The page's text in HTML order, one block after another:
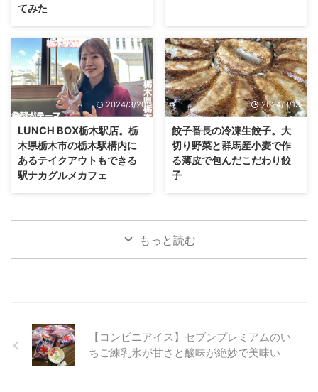
てみた
2024/3/20
LUNCH BOX栃木駅店。栃
木県栃木市の栃木駅構内に
あるテイクアウトもできる
駅ナカグルメカフェ
2024/3/13
餃子番長の冷凍生餃子。大
切り野菜と群馬産小麦で作
る薄皮で包んだこだわり餃
子
もっと読む
【コンビニアイス】セブンプレミアムのい
ちご練乳氷が甘さと酸味が絶妙で美味い